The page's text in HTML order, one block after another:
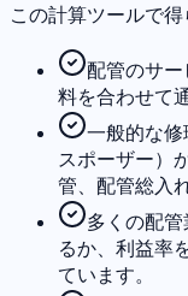
この計算ツールで得
配管のサ
料を合わせて
一般的な
スポーザー）
管、配管総入
多くの配
るか、利益率
ています。